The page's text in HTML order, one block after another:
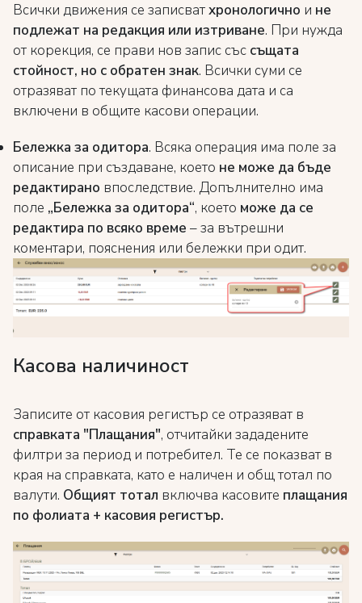
Всички движения се записватхронологично и не
подлежат на редакция или изтриване. При нужда
от корекция, се прави нов запис със същата
стойност, но с обратен знак. Всички суми се
отразяват по текущата финансова дата и са
включени в общите касови операции.
Бележка за одитора. Всяка операция има поле за
описание при създаване, което не може да бъде
редактирано впоследствие. Допълнително има
поле „Бележка за одитора“, което може да се
редактира по всяко време – за вътрешни
коментари, пояснения или бележки при одит.
Касова наличиност
Записите от касовия регистър се отразяват в
справката "Плащания", отчитайки зададените
филтри за период и потребител. Те се показват в
края на справката, като е наличен и общ тотал по
валути. Общият тотал включва касовите плащания
по фолиата + касовия регистър.